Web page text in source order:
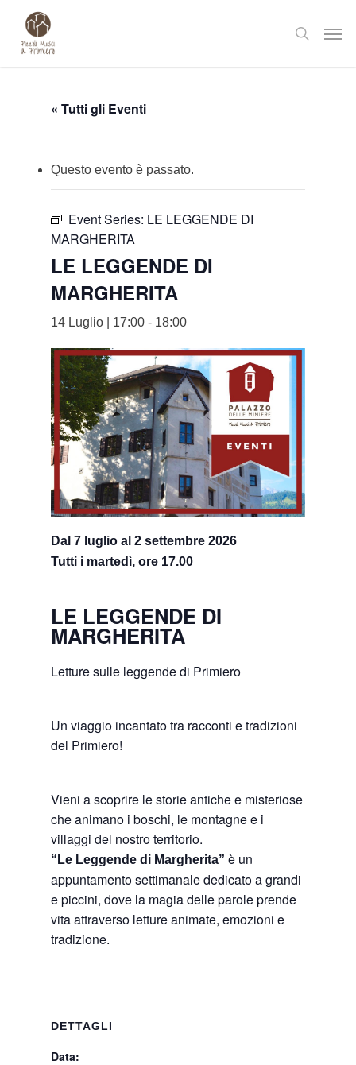
main
search
« Tutti gli Eventi
Questo evento è passato.
Event Series: LE LEGGENDE DI
MARGHERITA
LE LEGGENDE DI
MARGHERITA
14 Luglio | 17:00 - 18:00
Dal 7 luglio al 2 settembre 2026
Tutti i martedì, ore 17.00
LE LEGGENDE DI
MARGHERITA
Letture sulle leggende di Primiero
Un viaggio incantato tra racconti e tradizioni
del Primiero!
Vieni a scoprire le storie antiche e misteriose
che animano i boschi, le montagne e i
villaggi del nostro territorio.
“Le Leggende di Margherita” è un
appuntamento settimanale dedicato a grandi
e piccini, dove la magia delle parole prende
vita attraverso letture animate, emozioni e
tradizione.
DETTAGLI
Data: